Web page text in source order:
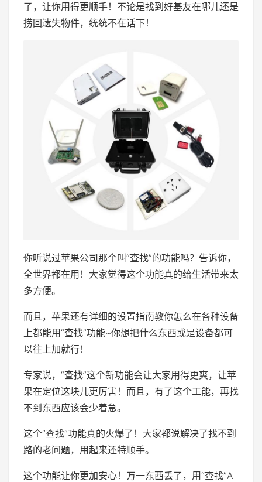
了，让你用得更顺手！不论是找到好基友在哪儿还是
捞回遗失物件，统统不在话下！
你听说过苹果公司那个叫“查找”的功能吗？告诉你，
全世界都在用！大家觉得这个功能真的给生活带来太
多方便。
而且，苹果还有详细的设置指南教你怎么在各种设备
上都能用”查找”功能~你想把什么东西或是设备都可
以往上加就行！
专家说，”查找”这个新功能会让大家用得更爽，让苹
果在定位这块儿更厉害！而且，有了这个工能，再找
不到东西应该会少着急。
这个”查找”功能真的火爆了！大家都说解决了找不到
路的老问题，用起来还特顺手。
这个功能让你更加安心！万一东西丢了，用“查找”A